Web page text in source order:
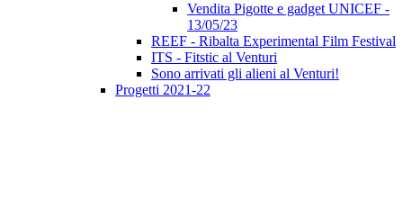
Vendita Pigotte e gadget UNICEF -
13/05/23
REEF - Ribalta Experimental Film Festival
ITS - Fitstic al Venturi
Sono arrivati gli alieni al Venturi!
Progetti 2021-22